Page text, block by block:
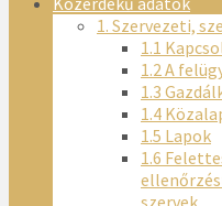
1. Szervezeti,
1.1
1.2 A
1.3
1.4
1.5 Lapok
1.6
szervek